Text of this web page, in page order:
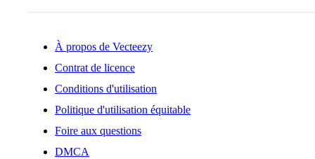
À propos de Vecteezy
Contrat de licence
Conditions d'utilisation
Politique d'utilisation équitable
Foire aux questions
DMCA